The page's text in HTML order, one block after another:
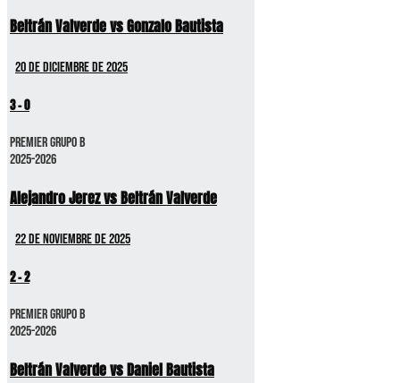
Beltrán Valverde vs Gonzalo Bautista
20 de diciembre de 2025
3-0
Premier GRUPO B
2025-2026
Alejandro Jerez vs Beltrán Valverde
22 de noviembre de 2025
2-2
Premier GRUPO B
2025-2026
Beltrán Valverde vs Daniel Bautista